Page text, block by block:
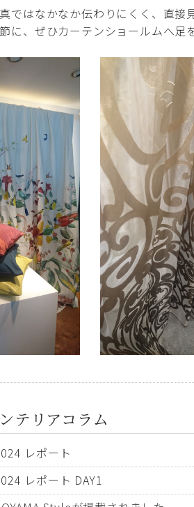
ではなかなか伝わりにくく、直接
に、ぜひカーテンショールムへ足
テリアコラム
レポート
レポート DAY1